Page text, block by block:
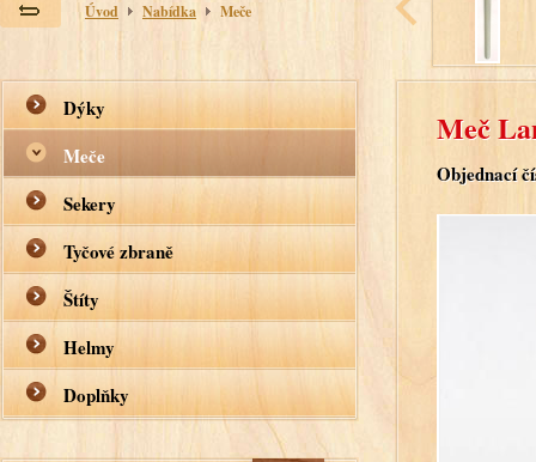
Úvod Nabídka Meče
Dýky
Meče
Sekery
Tyčové zbraně
Štíty
Helmy
Doplňky
Meč
Objednací